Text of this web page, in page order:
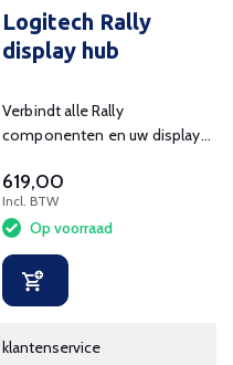
Logitech Rally
display hub
Verbindt alle Rally
componenten en uw display
kabels netjes weg.
619,00
Incl. BTW
Op voorraad